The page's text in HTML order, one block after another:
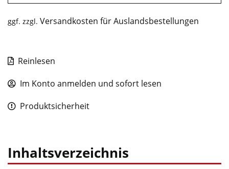
ggf. zzgl. Versandkosten für Auslandsbestellungen
Reinlesen
Im Konto anmelden und sofort lesen
Produktsicherheit
Inhaltsverzeichnis